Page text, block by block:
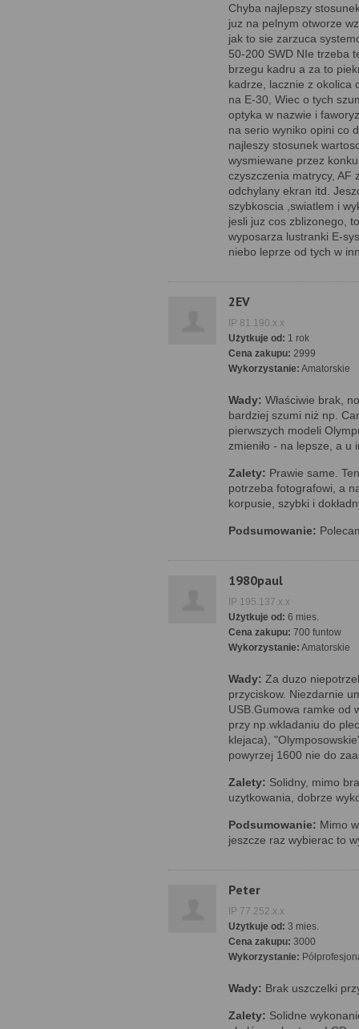
Chyba najlepszy
juz na pelnym otworze
jak to sie zarzuca
50-200 SWD NIe trzeba
brzegu kadru a za to
kadrze, lacznie z okolica
na E-30, Wiec o tych
optyka w nazwie i
na serio wyniko opini co
najleszy stosunek
wysmiewane przez
czyszczenia matrycy, AF
odchylany ekran itd.
szybkoscia ,swiatlem i
jesli juz cos zblizonego,
wyposarza lustranki E-
niebo leprze od tych w
2EV
IP 81.190.x.x
Użytkuje od: 1 rok
Cena zakupu: 2999
Wykorzystanie: Amatorskie
Wady: Właściwie brak,
bardziej szumi niż np.
pierwszych modeli
zmieniło - na lepsze, a u
Zalety: Prawie same.
potrzeba fotografowi, a
korpusie, szybki i
Podsumowanie:
1980paul
IP 195.137.x.x
Użytkuje od: 6 mies.
Cena zakupu: 700 funtow
Wykorzystanie: Amatorskie
Wady: Za duzo
przyciskow. Niezdarnie
USB.Gumowa ramke od
przy np.wkladaniu do
klejaca),
powyrzej 1600 nie do
Zalety: Solidny, mimo
uzytkowania, dobrze
Podsumowanie: Mimo
jeszcze raz wybierac to
Peter
IP 77.252.x.x
Użytkuje od: 3 mies.
Cena zakupu: 3000
Wykorzystanie:
Wady: Brak uszczelki
Zalety: Solidne